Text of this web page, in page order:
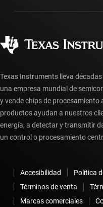
Preguntas frecuentes
Preguntas frecuentes
Texas Instruments lleva
una empresa mundial de
y vende chips de
productos ayudan a nuestros
energía, a detectar y transmitir
un control o procesamiento
Accesibilidad Política
Términos de venta
Marcas comerciales